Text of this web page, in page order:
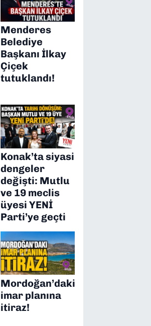
Menderes
Belediye
Başkanı İlkay
Çiçek
tutuklandı!
Konak’ta siyasi
dengeler
değişti: Mutlu
ve 19 meclis
üyesi YENİ
Parti’ye geçti
Mordoğan’daki
imar planına
itiraz!